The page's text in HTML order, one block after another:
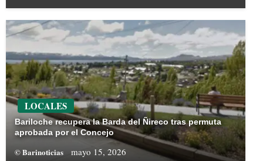
LOCALES
Bariloche recupera la Barda del Ñireco tras permuta
aprobada por el Concejo
© Barinoticias mayo 15, 2026